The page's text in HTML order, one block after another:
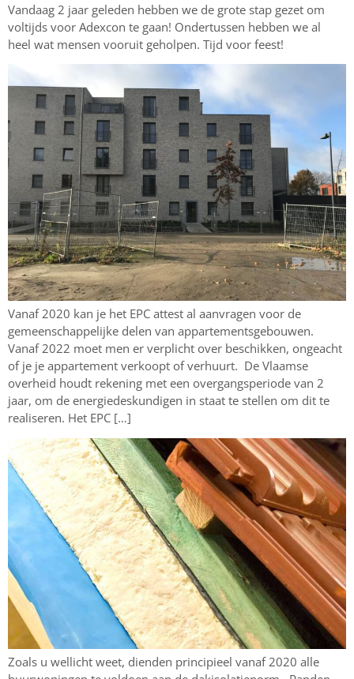
Vandaag 2 jaar geleden hebben we de grote stap gezet om
voltijds voor Adexcon te gaan! Ondertussen hebben we al
heel wat mensen vooruit geholpen. Tijd voor feest!
Vanaf 2020 kan je het EPC attest al aanvragen voor de
gemeenschappelijke delen van appartementsgebouwen.
Vanaf 2022 moet men er verplicht over beschikken, ongeacht
of je je appartement verkoopt of verhuurt. De Vlaamse
overheid houdt rekening met een overgangsperiode van 2
jaar, om de energiedeskundigen in staat te stellen om dit te
realiseren. Het EPC […]
Zoals u wellicht weet, dienden principieel vanaf 2020 alle